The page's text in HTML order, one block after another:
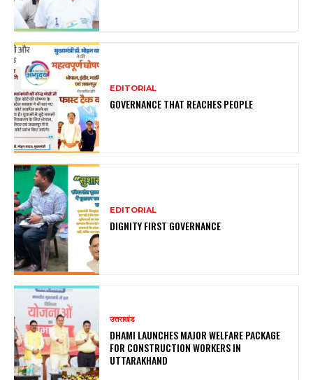
EDITORIAL
GOVERNANCE THAT REACHES PEOPLE
EDITORIAL
DIGNITY FIRST GOVERNANCE
उत्तराखंड
DHAMI LAUNCHES MAJOR WELFARE PACKAGE
FOR CONSTRUCTION WORKERS IN
UTTARAKHAND